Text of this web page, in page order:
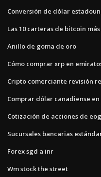
Conversión de dólar
Las 10 carteras de bitcoin
Anillo de goma de oro
Cómo comprar xrp en
Cripto comerciante revisión
Comprar dólar canadiense
Cotización de acciones de
Sucursales bancarias
Forex sgd a inr
Wm stock the street